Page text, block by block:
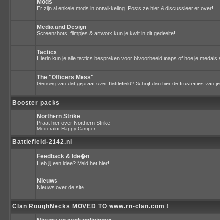
Mods
Er zijn al enkele mods in ontwikkeling. Posts ze hier & discussieer er over!
Media and Design
Screenshots, filmpjes & artwork kun je kwijt in dit gedeelte!
Tactics
Hierin kun je alle tactics bespreken voor bijvoorbeeld maps of hoe je medals
The "Officers Mess"
Genoeg van dat gepraat over Battlefield? Schrijf dan hier de frustraties van je
Booster packs
Northern Strike
Praat hier over Northern Strike
Moderator Happy-Camper
Battlefield-2142.nl
Feedback & Ide�n
Heb jij een idee? Meld het hier!
Nieuws
Nieuws over de site.
Clan RoughNecks MOVED TO www.rn-clan.com !